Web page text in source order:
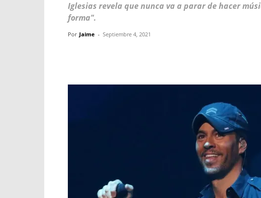
Iglesias revela que nunca va a parar de hacer
forma".
Por Jaime - Septiembre 4, 2021